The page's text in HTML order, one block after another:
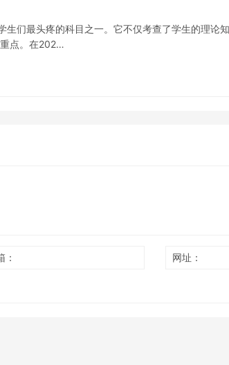
们最头疼的科目之一。它不仅考查了学生的理论
点。在202…
： 网址：